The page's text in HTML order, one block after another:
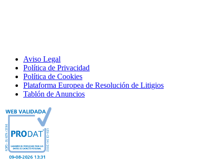
Aviso Legal
Política de Privacidad
Política de Cookies
Plataforma Europea de Resolución de Litigios
Tablón de Anuncios